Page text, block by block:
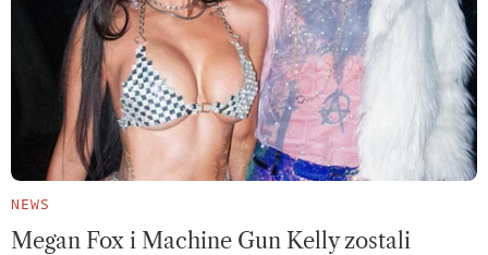
NEWS
Megan Fox i Machine Gun Kelly zostali